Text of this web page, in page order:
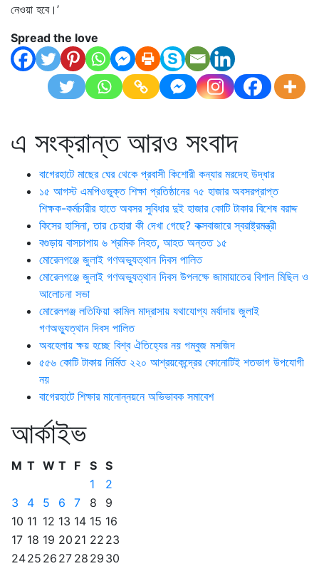
নেওয়া হবে।’
Spread the love
এ সংক্রান্ত আরও সংবাদ
বাগেরহাটে মাছের ঘের থেকে প্রবাসী কিশোরী কন্যার মরদেহ উদ্ধার
১৫ আগস্ট এমপিওভুক্ত শিক্ষা প্রতিষ্ঠানের ৭৫ হাজার অবসরপ্রাপ্ত
শিক্ষক-কর্মচারীর হাতে অবসর সুবিধার দুই হাজার কোটি টাকার বিশেষ বরাদ্দ
কিসের হাসিনা, তার চেহারা কী দেখা গেছে? কক্সবাজারে স্বরাষ্ট্রমন্ত্রী
বগুড়ায় বাসচাপায় ৬ শ্রমিক নিহত, আহত অন্তত ১৫
মোরেলগঞ্জে জুলাই গণঅভ্যুত্থান দিবস পালিত
মোরেলগঞ্জে জুলাই গণঅভ্যুত্থান দিবস উপলক্ষে জামায়াতের বিশাল মিছিল ও
আলোচনা সভা
মোরেলগঞ্জ লতিফিয়া কামিল মাদ্রাসায় যথাযোগ্য মর্যাদায় জুলাই
গণঅভ্যুত্থান দিবস পালিত
অবহেলায় ক্ষয় হচ্ছে বিশ্ব ঐতিহ্যের নয় গম্বুজ মসজিদ
৫৫৬ কোটি টাকায় নির্মিত ২২০ আশ্রয়কেন্দ্রের কোনোটিই শতভাগ উপযোগী
নয়
বাগেরহাটে শিক্ষার মানোন্নয়নে অভিভাবক সমাবেশ
আর্কাইভ
M T W T F S S
1
2
3
4 5 6 7 8
9
10 11 12 13 14 15 16
17 18 19 20 21 22 23
2425 26 27 28 29 30